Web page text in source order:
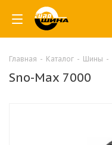
Главная - Каталог - Шины -
Sno-Max 7000